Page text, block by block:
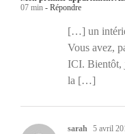
07 min - Répondre
[…] un
Vous avez,
ICI. Bientôt,
la […]
sarah 5 avril